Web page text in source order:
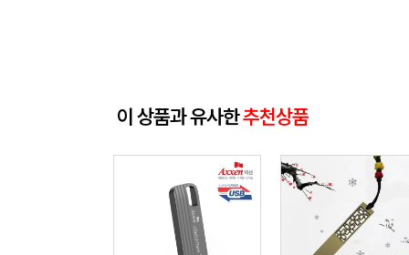
이 상품과 유사한추천상품